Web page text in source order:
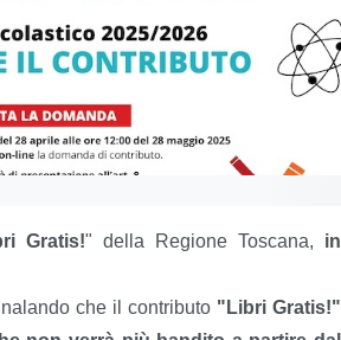
Gratis!" della Regione Toscana, in
che il contributo"Libri Gratis!"